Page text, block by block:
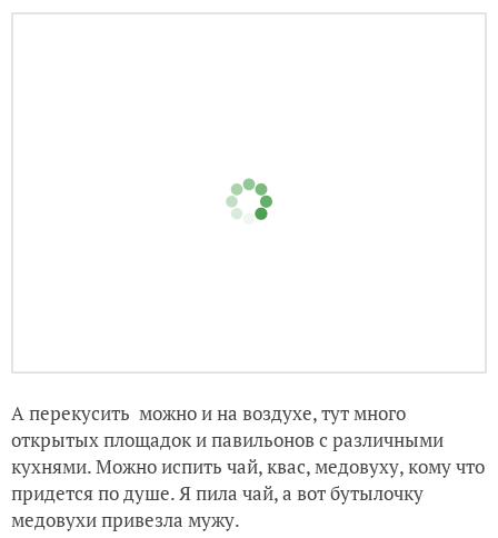
А перекусить можно и на воздухе, тут много
открытых площадок и павильонов с различными
кухнями. Можно испить чай, квас, медовуху, кому что
придется по душе. Я пила чай, а вот бутылочку
медовухи привезла мужу.